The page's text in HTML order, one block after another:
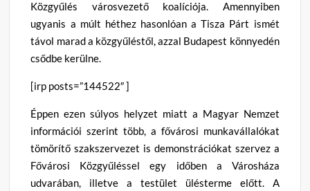
Közgyűlés városvezető koalíciója. Amennyiben
ugyanis a múlt héthez hasonlóan a Tisza Párt ismét
távol marad a közgyűléstől, azzal Budapest könnyedén
csődbe kerülne.
[irp posts=”144522″ ]
Éppen ezen súlyos helyzet miatt a Magyar Nemzet
információi szerint több, a fővárosi munkavállalókat
tömörítő szakszervezet is demonstrációkat szervez a
Fővárosi Közgyűléssel egy időben a Városháza
udvarában, illetve a testület ülésterme előtt. A